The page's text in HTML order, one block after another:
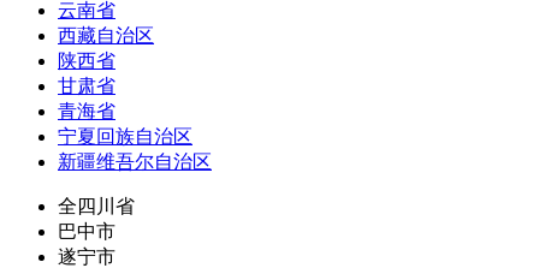
云南省
西藏自治区
陕西省
甘肃省
青海省
宁夏回族自治区
新疆维吾尔自治区
全四川省
巴中市
遂宁市